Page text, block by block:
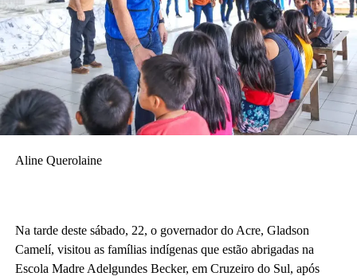
Aline Querolaine
Na tarde deste sábado, 22, o governador do Acre, Gladson
Camelí, visitou as famílias indígenas que estão abrigadas na
Escola Madre Adelgundes Becker, em Cruzeiro do Sul, após